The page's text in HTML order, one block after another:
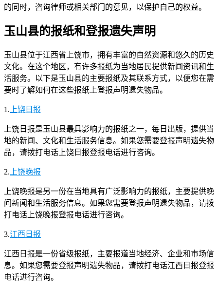
的同时，咨询律师或相关部门的意见，以保护自己的权益。
玉山县的报纸和登报遗失声明
玉山县位于江西省上饶市，拥有丰富的自然资源和悠久的历史
文化。在这个地区，有许多报纸为当地居民提供新闻资讯和生
活服务。以下是玉山县的主要报纸及其联系方式，以便您在需
要时了解如何在这些报纸上登报声明遗失物品。
1. 上饶日报
上饶日报是玉山县最具影响力的报纸之一，每日出版，提供当
地的新闻、文化和生活服务信息。如果您需要登报声明遗失物
品，请拨打电话上饶日报登报电话进行咨询。
2. 上饶晚报
上饶晚报是另一份在当地具有广泛影响力的报纸，主要提供晚
间新闻和生活服务信息。如果您需要登报声明遗失物品，请拨
打电话上饶晚报登报电话进行咨询。
3.江西日报
江西日报是一份省级报纸，主要报道当地经济、企业和市场信
息。如果您需要登报声明遗失物品，请拨打电话江西日报登报
电话进行咨询。